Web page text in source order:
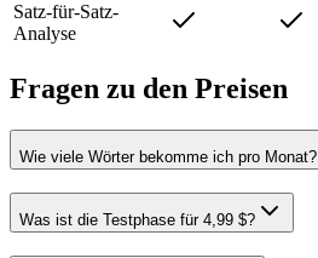
Satz-für-Satz-
Analyse
Fragen zu den Preisen
Wie viele Wörter bekomme ich pro Monat?
Was ist die Testphase für 4,99 $?